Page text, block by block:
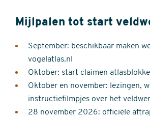
Mijlpalen tot start
September: beschikbaar maken
vogelatlas.nl
Oktober: start claimen
Oktober en november: lezingen,
instructiefilmpjes over het
28 november 2026: officiële